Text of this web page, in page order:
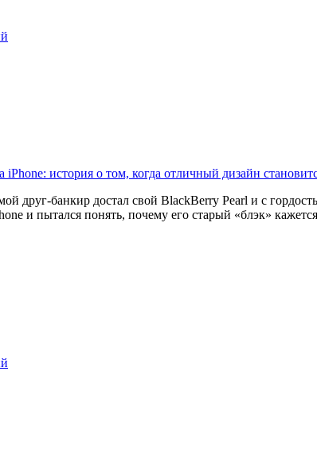
история о том, когда отличный дизайн
друг-банкир достал свой BlackBerry Pearl и с
и пытался понять, почему его старый «блэк»